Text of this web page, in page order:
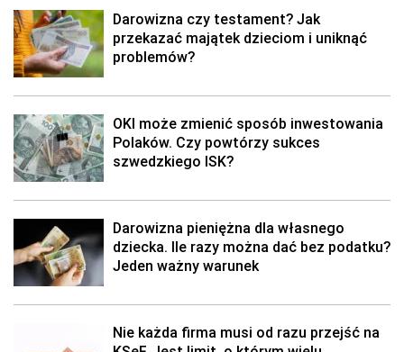
Darowizna czy testament? Jak
przekazać majątek dzieciom i uniknąć
problemów?
OKI może zmienić sposób inwestowania
Polaków. Czy powtórzy sukces
szwedzkiego ISK?
Darowizna pieniężna dla własnego
dziecka. Ile razy można dać bez podatku?
Jeden ważny warunek
Nie każda firma musi od razu przejść na